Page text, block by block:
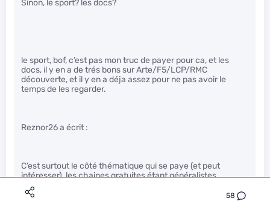
58
Sinon, le sport? les docs?
le sport, bof, c’est pas mon truc de payer pour ca, et les
docs, il y en a de trés bons sur Arte/F5/LCP/RMC
découverte, et il y en a déja assez pour ne pas avoir le
temps de les regarder.
Reznor26 a écrit :
C’est surtout le côté thématique qui se paye (et peut
intéresser), les chaines gratuites étant généralistes.